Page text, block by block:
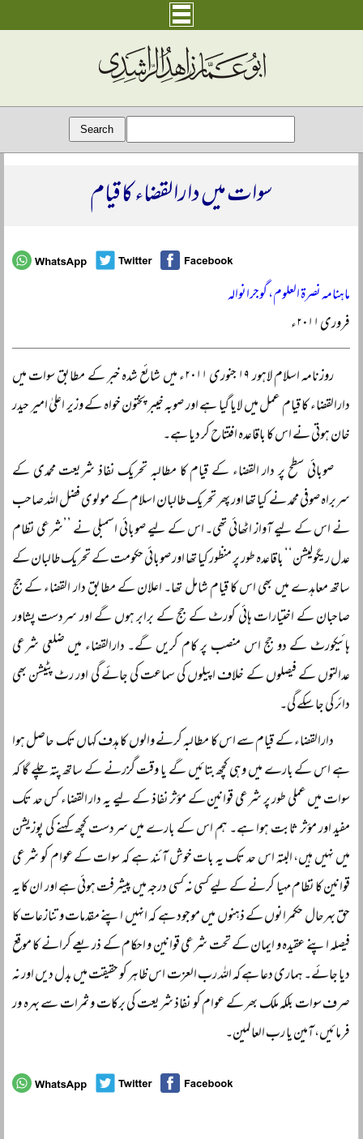
سوات میں دارالقضاء کا قیام
ماہنامہ نصرۃ العلوم، گوجرانوالہ
فروری ۲۰۱۱ء
روزنامہ اسلام لاہور ۱۹ جنوری ۲۰۱۱ء میں شائع شدہ خبر کے مطابق سوات میں
دارالقضاء کا قیام عمل میں لایا گیا ہے اور صوبہ خیبر پختون خواہ کے وزیر اعلیٰ امیر حیدر
خان ہوتی نے اس کا باقاعدہ افتتاح کر دیا ہے۔
صوبائی سطح پر دار القضاء کے قیام کا مطالبہ تحریک نفاذ شریعت محمدی کے
سربراہ صوفی محمد نے کیا تھا اور پھر تحریک طالبان اسلام کے مولوی فضل اللہ صاحب
نے اس کے لیے آواز اٹھائی تھی۔ اس کے لیے صوبائی اسمبلی نے ’’شرعی نظام
عدل ریگولیشن‘‘ باقاعدہ طور پر منظور کیا تھا اور صوبائی حکومت کے تحریک طالبان کے
ساتھ معاہدے میں بھی اس کا قیام شامل تھا۔ اعلان کے مطابق دار القضاء کے جج
صاحبان کے اختیارات ہائی کورٹ کے جج کے برابر ہوں گے اور سردست پشاور
ہائیکورٹ کے دو جج اس منصب پر کام کریں گے۔ دارالقضاء میں ضلعی شرعی
عدالتوں کے فیصلوں کے خلاف اپیلوں کی سماعت کی جائے گی اور رٹ پٹیشن بھی
دائر کی جا سکے گی۔
دارالقضاء کے قیام سے اس کا مطالبہ کرنے والوں کا ہدف کہاں تک حاصل ہوا
ہے اس کے بارے میں وہی کچھ بتائیں گے یا وقت گزرنے کے ساتھ پتہ چلے گا کہ
سوات میں عملی طور پر شرعی قوانین کے مؤثر نفاذ کے لیے یہ دار القضاء کس حد تک
مفید اور مؤثر ثابت ہوا ہے۔ ہم اس کے بارے میں سردست کچھ کہنے کی پوزیشن
میں نہیں ہیں، البتہ اس حد تک یہ بات خوش آئند ہے کہ سوات کے عوام کو شرعی
قوانین کا نظام مہیا کرنے کے لیے کسی نہ کسی درجہ میں پیشرفت ہوئی ہے اور ان کا یہ
حق بہرحال حکمرانوں کے ذہنوں میں موجود ہے کہ انہیں اپنے مقدمات و تنازعات کا
فیصلہ اپنے عقیدہ و ایمان کے تحت شرعی قوانین و احکام کے ذریعے کرانے کا موقع
دیا جائے۔ ہماری دعا ہے کہ اللہ رب العزت اس ظاہر کو حقیقت میں بدل دیں اور نہ
صرف سوات بلکہ ملک بھر کے عوام کو نفاذ شریعت کی برکات و ثمرات سے بہرہ ور
فرمائیں، آمین یا رب العالمین۔